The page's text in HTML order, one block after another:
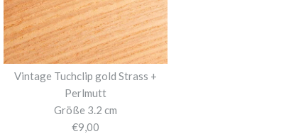
Vintage Tuchclip gold Strass +
Perlmutt
Größe 3.2 cm
€9,00